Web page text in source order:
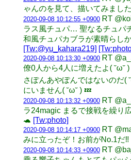
ゃんのを見て、描いてみまし
2020-09-08 10:12:55 +0900 RT
ラス風チュパ… 聖なるチュパ
和風チュパカブラが素晴らし
[Tw:@yu_kahara219]
2020-09-08 10:13:30 +0900 RT
僚0人から4人に増えたよ( ˘ω˘
さぽんあやぽんではないのだ(
にいません( ˘ω˘ ) 💤
2020-09-08 10:13:32 +0900 RT
ラ24magic まるで接戦を繰り
🐢 [Tw:photo]
2020-09-08 10:14:17 +0900 RT
みに立ったぞ！お前がNo.1だ‼︎
2020-09-08 10:14:33 +0900 RT